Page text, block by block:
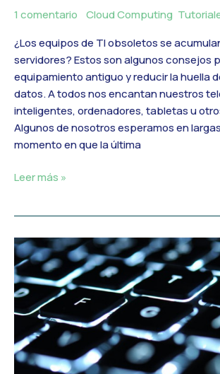
1 comentario Cloud Computing
¿Los equipos de TI obsoletos se
servidores? Estos son algunos consejos
equipamiento antiguo y reducir la huella
datos. A todos nos encantan nuestros
inteligentes, ordenadores, tabletas u
Algunos de nosotros esperamos en
momento en que la última
para
cuidar
medioambiente
Leer más »
Soluciones
FTTH:
Cómo
mantener
seguro
servidor